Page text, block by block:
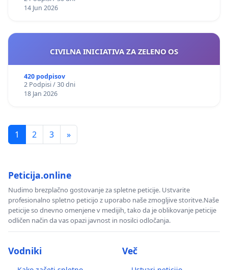
14 Jun 2026
CIVILNA INICIATIVA ZA ZELENO OS
420 podpisov
2 Podpisi / 30 dni
18 Jan 2026
1 2 3 »
Peticija.online
Nudimo brezplačno gostovanje za spletne peticije. Ustvarite
profesionalno spletno peticijo z uporabo naše zmogljive storitve.Naše
peticije so dnevno omenjene v medijih, tako da je oblikovanje peticije
odličen način da vas opazi javnost in nosilci odločanja.
Vodniki Več